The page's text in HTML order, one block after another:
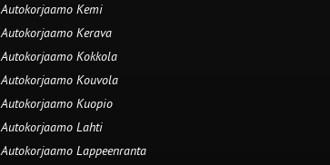
Autokorjaamo Kemi
Autokorjaamo Kerava
Autokorjaamo Kokkola
Autokorjaamo Kouvola
Autokorjaamo Kuopio
Autokorjaamo Lahti
Autokorjaamo Lappeenranta